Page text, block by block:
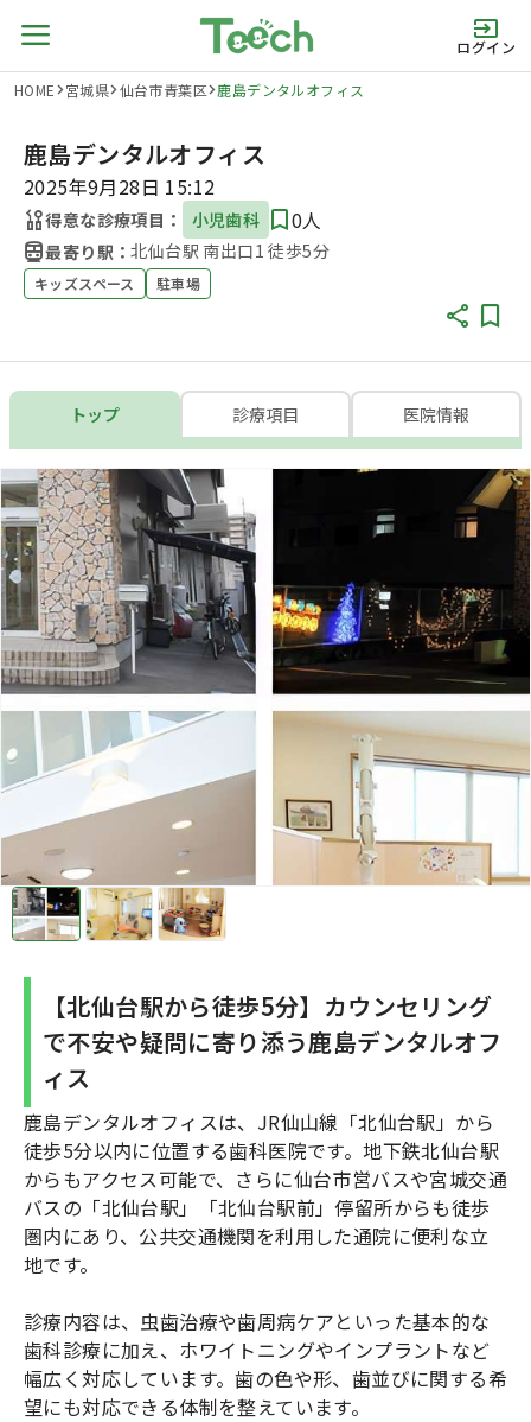
ログイン
HOME 宮城県 仙台市青葉区 鹿島デンタルオフィス
鹿島デンタルオフィス
2025年9月28日 15:12
得意な診療項目： 小児歯科 0人
最寄り駅：北仙台駅 南出口1 徒歩5分
キッズスペース 駐車場
トップ 診療項目 医院情報
【北仙台駅から徒歩5分】カウンセリング
で不安や疑問に寄り添う鹿島デンタルオフ
ィス
鹿島デンタルオフィスは、JR仙山線「北仙台駅」から
徒歩5分以内に位置する歯科医院です。地下鉄北仙台駅
からもアクセス可能で、さらに仙台市営バスや宮城交通
バスの「北仙台駅」「北仙台駅前」停留所からも徒歩
圏内にあり、公共交通機関を利用した通院に便利な立
地です。
診療内容は、虫歯治療や歯周病ケアといった基本的な
歯科診療に加え、ホワイトニングやインプラントなど
幅広く対応しています。歯の色や形、歯並びに関する希
望にも対応できる体制を整えています。